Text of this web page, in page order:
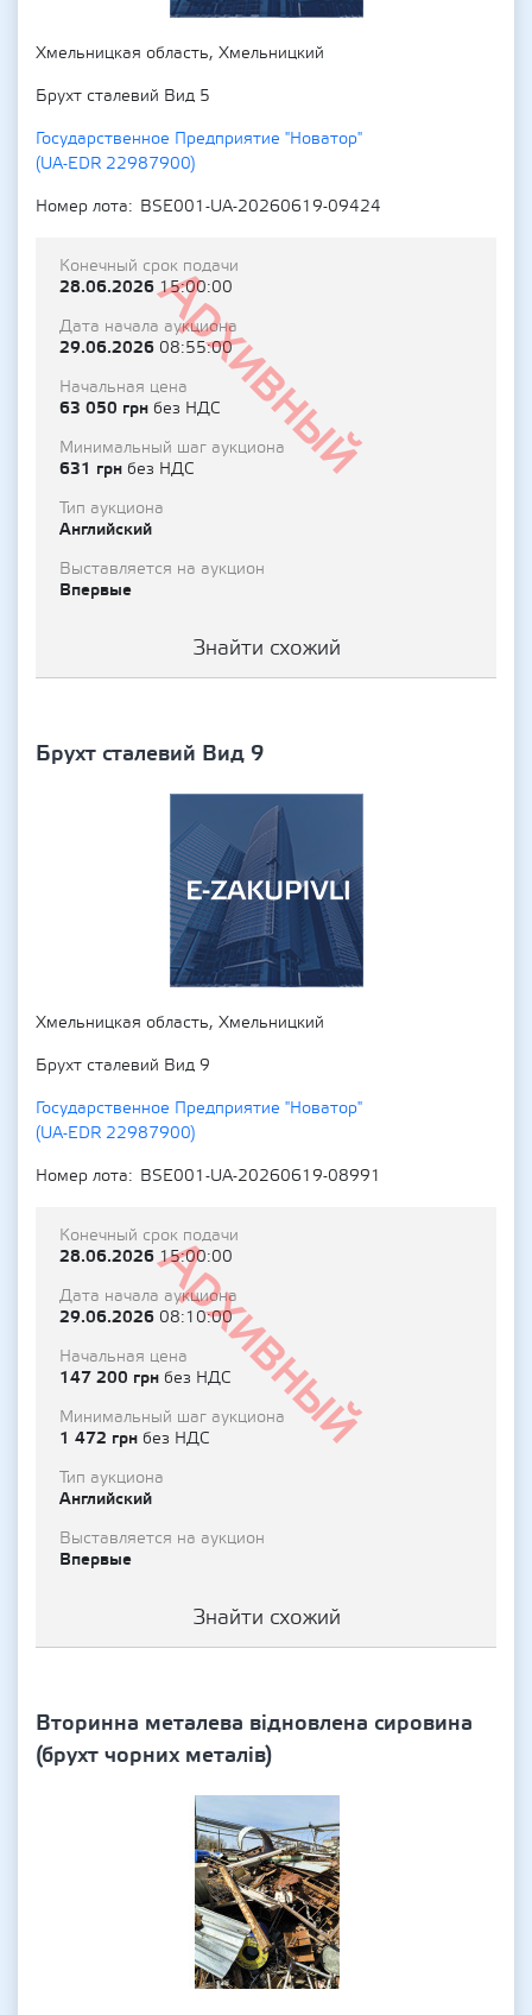
Хмельницкая область, Хмельницкий
Брухт сталевий Вид 5
Государственное Предприятие "Новатор"
(UA-EDR 22987900)
Номер лота
BSE001-UA-20260619-09424
Архивный
Конечный срок подачи
28.06.202615:00:00
Дата начала аукциона
29.06.2026 08:55:00
Начальная цена
63 050 грн без НДС
Минимальный шаг аукциона
631 грн без НДС
Тип аукциона
Английский
Выставляется на аукцион
Впервые
Знайти схожий
Брухт сталевий Вид 9
Хмельницкая область, Хмельницкий
Брухт сталевий Вид 9
Государственное Предприятие "Новатор"
(UA-EDR 22987900)
Номер лота
BSE001-UA-20260619-08991
Архивный
Конечный срок подачи
28.06.202615:00:00
Дата начала аукциона
29.06.2026 08:10:00
Начальная цена
147 200 грн без НДС
Минимальный шаг аукциона
1 472 грн без НДС
Тип аукциона
Английский
Выставляется на аукцион
Впервые
Знайти схожий
Вторинна металева відновлена сировина
(брухт чорних металів)